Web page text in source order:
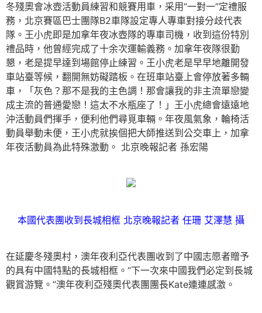
冬殘奧會冰壺活動員練習和競賽用車，采用“一對一”定禮服
務，北京賽區巴士團隊B2車隊設定專人專車對接分歧代表
隊。王小虎即是加拿年夜冰壺隊的專車司機，收到這份特別
禮品時，他曾經完成了十余次運輸義務。加拿年夜隊很勤
懇，老是提早達到場館停止練習。王小虎老是早早地離開發
車站臺等候，翻開無妨礙踏板。在班車站臺上會停放著多輛
車，「灰色？那不是我的主色調！那會讓我的非主流單戀變
成主流的普通愛戀！這太不水瓶座了！」王小虎總會遠遠地
沖活動員們揮手，便利他們尋覓車輛。年夜風氣象，輪椅活
動員舉動未便，王小虎就挨個把大師推送到公交車上，加拿
年夜活動員為此特殊激動。 北京晚報記者 孫宏陽
本國代表團收到長城相框 北京晚報記者 任珊 艾澤慧 攝
在延慶冬殘奧村，澳年夜利亞代表團收到了中國志愿者贈予
的具有中國特點的長城相框。“下一次來中國我們必定到長城
觀賞游覽。”澳年夜利亞殘奧代表團團長Kate連連感激。